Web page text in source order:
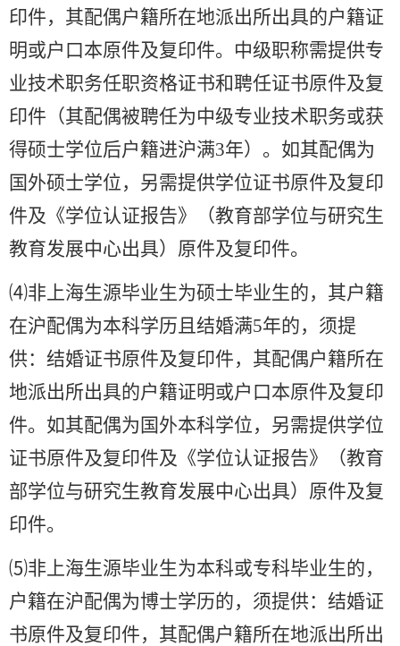
印件，其配偶户籍所在地派出所出具的户籍证
明或户口本原件及复印件。中级职称需提供专
业技术职务任职资格证书和聘任证书原件及复
印件（其配偶被聘任为中级专业技术职务或获
得硕士学位后户籍进沪满3年）。如其配偶为
国外硕士学位，另需提供学位证书原件及复印
件及《学位认证报告》（教育部学位与研究生
教育发展中心出具）原件及复印件。
⑷非上海生源毕业生为硕士毕业生的，其户籍
在沪配偶为本科学历且结婚满5年的，须提
供：结婚证书原件及复印件，其配偶户籍所在
地派出所出具的户籍证明或户口本原件及复印
件。如其配偶为国外本科学位，另需提供学位
证书原件及复印件及《学位认证报告》（教育
部学位与研究生教育发展中心出具）原件及复
印件。
⑸非上海生源毕业生为本科或专科毕业生的，
户籍在沪配偶为博士学历的，须提供：结婚证
书原件及复印件，其配偶户籍所在地派出所出